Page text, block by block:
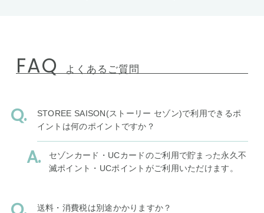
FAQ よくあるご質問
STOREE SAISON(ストーリー セゾン)で利用できるポ
イントは何のポイントですか？
セゾンカード・UCカードのご利用で貯まった永久不
滅ポイント・UCポイントがご利用いただけます。
送料・消費税は別途かかりますか？